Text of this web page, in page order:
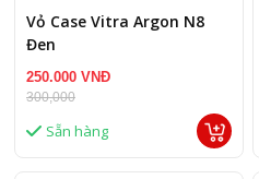
Vỏ Case Vitra Argon N8
Đen
250.000 VNĐ
300,000
Sẵn hàng